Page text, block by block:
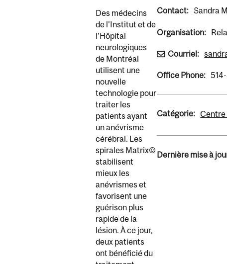
Des médecins
de l'Institut et de
l'Hôpital
neurologiques
de Montréal
utilisent une
nouvelle
technologie pour
traiter les
patients ayant
un anévrisme
cérébral. Les
spirales Matrix©
stabilisent
mieux les
anévrismes et
favorisent une
guérison plus
rapide de la
lésion. À ce jour,
deux patients
ont bénéficié du
Contact: Sandra
Organisation:
Courriel:
Office Phone:
Catégorie: Centre
Dernière mise à